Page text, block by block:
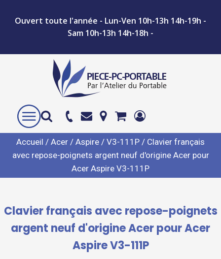
Ouvert toute l'année - Lun-Ven 10h-13h 14h-19h -
Sam 10h-13h 14h-18h -
Accueil / Acer / Aspire / V3-111P / Clavier français
avec repose-poignets argent neuf d'origine Acer pour
Acer Aspire V3-111P
Clavier français avec repose-poignets
argent neuf d'origine Acer pour Acer
Aspire V3-111P